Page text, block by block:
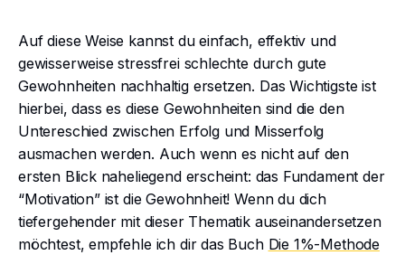
Auf diese Weise kannst du einfach, effektiv und
gewisserweise stressfrei schlechte durch gute
Gewohnheiten nachhaltig ersetzen. Das Wichtigste ist
hierbei, dass es diese Gewohnheiten sind die den
Untereschied zwischen Erfolg und Misserfolg
ausmachen werden. Auch wenn es nicht auf den
ersten Blick naheliegend erscheint: das Fundament der
“Motivation” ist die Gewohnheit! Wenn du dich
tiefergehender mit dieser Thematik auseinandersetzen
möchtest, empfehle ich dir das Buch Die 1%-Methode